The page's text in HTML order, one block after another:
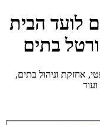
לועד הבית
בתים
אחזקת וניהול בתים,